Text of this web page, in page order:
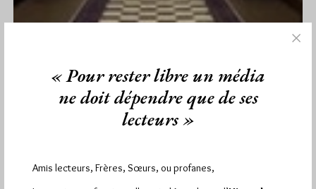
Trigonum Coronatum
Ce cercle d'étude (Studiekring) Trigonum Coronatum
« Pour rester libre un média
ne doit dépendre que de ses
lecteurs »
Amis lecteurs, Frères, Sœurs, ou profanes,